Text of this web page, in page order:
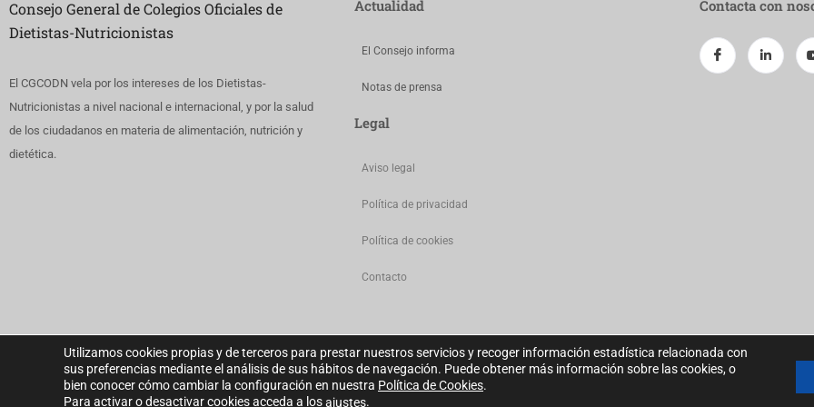
Consejo General de Colegios Oficiales de
Dietistas-Nutricionistas
El CGCODN vela por los intereses de los Dietistas-
Nutricionistas a nivel nacional e internacional, y por la salud
de los ciudadanos en materia de alimentación, nutrición y
dietética.
Actualidad
El Consejo informa
Notas de prensa
Legal
Aviso legal
Política de privacidad
Política de cookies
Contacto
Contacta con
Consejo General de Colegios Oficiales de Dietistas-Nutricionistas © 2022 Todos los derechos reservados
Utilizamos cookies propias y de terceros para prestar nuestros servicios y recoger información estadística relacionada con
sus preferencias mediante el análisis de sus hábitos de navegación. Puede obtener más información sobre las cookies, o
bien conocer cómo cambiar la configuración en nuestra Política de Cookies.
Para activar o desactivar cookies acceda a losajustes.